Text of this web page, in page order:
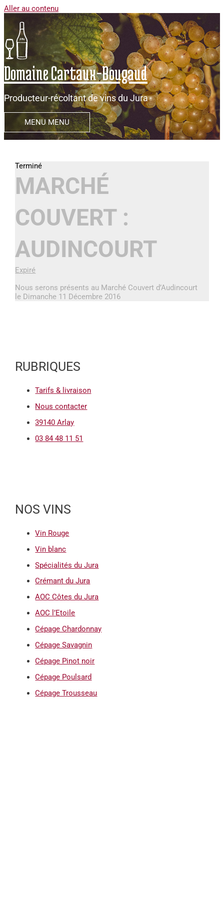
Aller au contenu
Domaine Cartaux-Bougaud
Producteur-récoltant de vins du Jura
MENU MENU
MARCHÉ
COUVERT :
AUDINCOURT
Expiré
Nous serons présents au Marché Couvert d’Audincourt
le Dimanche 11 Décembre 2016
RUBRIQUES
Tarifs & livraison
Nous contacter
39140 Arlay
03 84 48 11 51
NOS VINS
Vin Rouge
Vin blanc
Spécialités du Jura
Crémant du Jura
AOC Côtes du Jura
AOC l’Etoile
Cépage Chardonnay
Cépage Savagnin
Cépage Pinot noir
Cépage Poulsard
Cépage Trousseau